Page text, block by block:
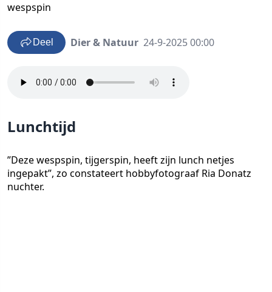
wespspin
Deel Dier & Natuur 24-9-2025 00:00
Lunchtijd
”Deze wespspin, tijgerspin, heeft zijn lunch netjes
ingepakt”, zo constateert hobbyfotograaf Ria Donatz
nuchter.